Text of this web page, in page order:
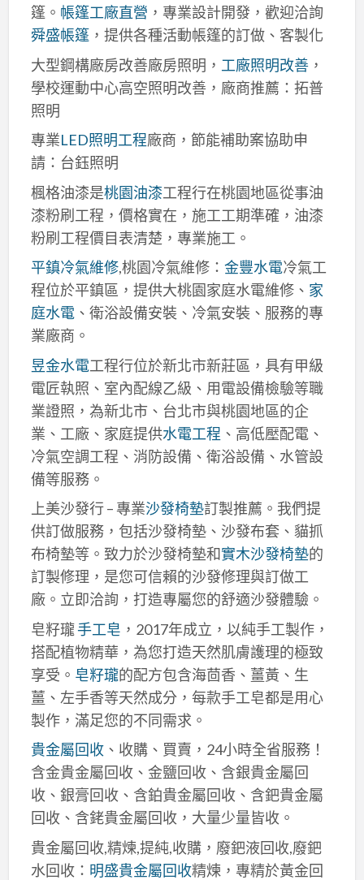
篷。 帳篷工廠直營 ，專業設計開發，歡迎洽詢
舜盛帳篷，提供各種活動帳篷的訂做、客製化
大型鋼構廠房改善廠房照明， 工廠照明改善，
學校運動中心高空照明改善，廠商推薦：拓普
照明
專業LED照明工程廠商，節能補助案協助申
請：台鈺照明
楓格油漆是桃園油漆工程行在桃園地區從事油
漆粉刷工程，價格實在，施工工期準確，油漆
粉刷工程價目表清楚，專業施工。
平鎮冷氣維修,桃園冷氣維修： 金豐水電冷氣工
程位於平鎮區，提供大桃園家庭水電維修、 家
庭水電、衛浴設備安裝、冷氣安裝、服務的專
業廠商。
昱金水電工程行位於新北市新莊區，具有甲級
電匠執照、室內配線乙級、用電設備檢驗等職
業證照，為新北市、台北市與桃園地區的企
業、工廠、家庭提供水電工程 、高低壓配電、
冷氣空調工程、消防設備、衛浴設備、水管設
備等服務。
上美沙發行 – 專業沙發椅墊訂製推薦。我們提
供訂做服務，包括沙發椅墊、沙發布套、貓抓
布椅墊等。致力於沙發椅墊和實木沙發椅墊的
訂製修理，是您可信賴的沙發修理與訂做工
廠。立即洽詢，打造專屬您的舒適沙發體驗。
皂籽瓏手工皂 ，2017年成立，以純手工製作，
搭配植物精華，為您打造天然肌膚護理的極致
享受。 皂籽瓏的配方包含海茴香、薑黃、生
薑、左手香等天然成分，每款手工皂都是用心
製作，滿足您的不同需求。
貴金屬回收、收購、買賣，24小時全省服務！
含金貴金屬回收、金鹽回收、含銀貴金屬回
收、銀膏回收、含鉑貴金屬回收、含鈀貴金屬
回收、含銠貴金屬回收，大量少量皆收。
貴金屬回收,精煉,提純,收購，廢鈀液回收,廢鈀
水回收： 明盛貴金屬回收精煉，專精於黃金回